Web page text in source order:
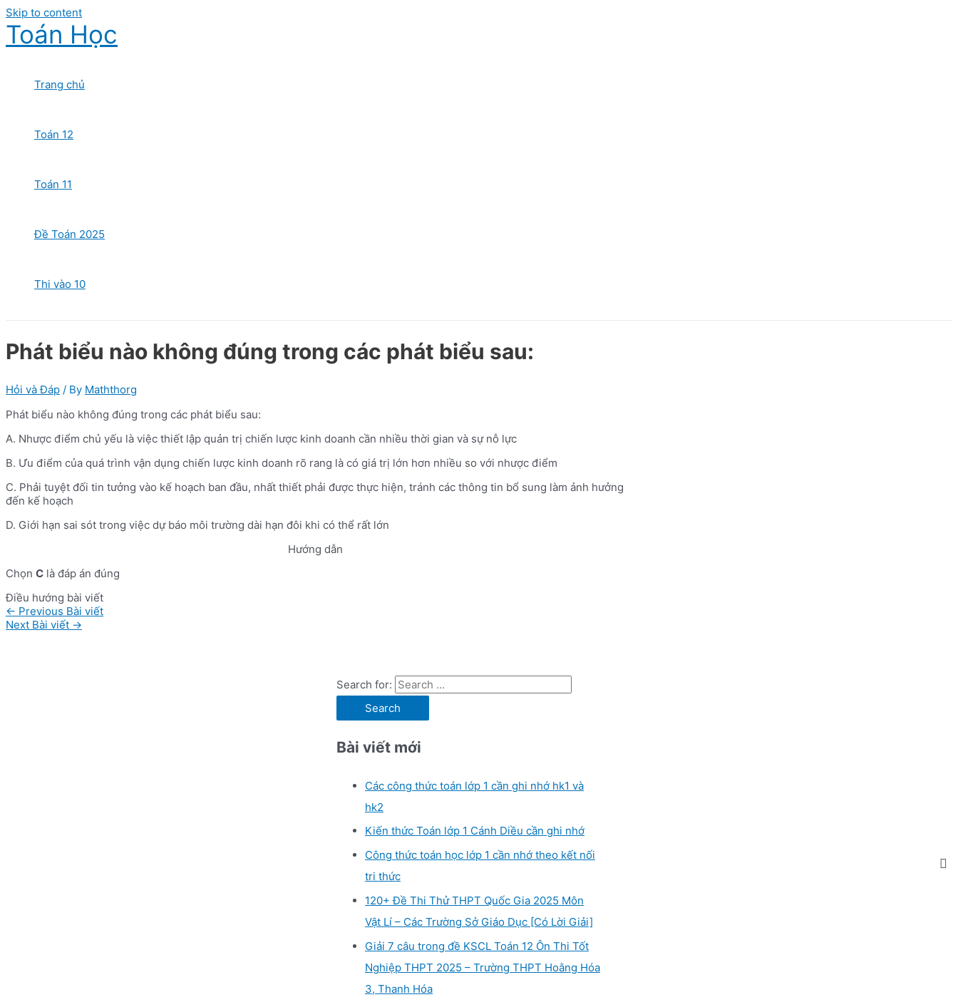
Skip to content
Toán Học
Trang chủ
Toán 12
Toán 11
Đề Toán 2025
Thi vào 10
Phát biểu nào không đúng trong các phát biểu sau:
Hỏi và Đáp / By Maththorg
Phát biểu nào không đúng trong các phát biểu sau:
A. Nhược điểm chủ yếu là việc thiết lập quản trị chiến lược kinh doanh cần nhiều thời gian và sự nỗ lực
B. Ưu điểm của quá trình vận dụng chiến lược kinh doanh rõ rang là có giá trị lớn hơn nhiều so với nhược điểm
C. Phải tuyệt đối tin tưởng vào kế hoạch ban đầu, nhất thiết phải được thực hiện, tránh các thông tin bổ sung làm ảnh hưởng
đến kế hoạch
D. Giới hạn sai sót trong việc dự báo môi trường dài hạn đôi khi có thể rất lớn
Hướng dẫn
Chọn C là đáp án đúng
Điều hướng bài viết
← Previous Bài viết
Next Bài viết →
Search for:
Bài viết mới
Các công thức toán lớp 1 cần ghi nhớ hk1 và
hk2
Kiến thức Toán lớp 1 Cánh Diều cần ghi nhớ
Công thức toán học lớp 1 cần nhớ theo kết nối
tri thức
120+ Đề Thi Thử THPT Quốc Gia 2025 Môn
Vật Lí – Các Trường Sở Giáo Dục [Có Lời Giải]
Giải 7 câu trong đề KSCL Toán 12 Ôn Thi Tốt
Nghiệp THPT 2025 – Trường THPT Hoằng Hóa
3, Thanh Hóa